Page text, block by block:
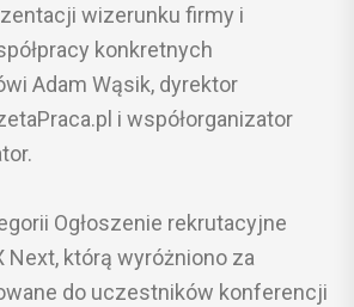
wizerunku firmy i
konkretnych
Adam Wąsik, dyrektor
i współorganizator
Ogłoszenie rekrutacyjne
Next, którą wyróżniono za
do uczestników konferencji